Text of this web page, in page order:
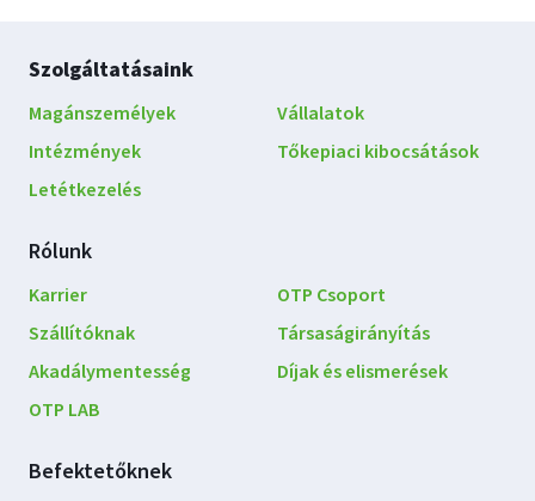
Lábléc
navigáció
Szolgáltatásaink
Magánszemélyek
Vállalatok
Intézmények
Tőkepiaci kibocsátások
Letétkezelés
Rólunk
Karrier
Szállítóknak
Akadálymentesség
OTP LAB
OTP Csoport
Társaságirányítás
Díjak és elismerések
Befektetőknek